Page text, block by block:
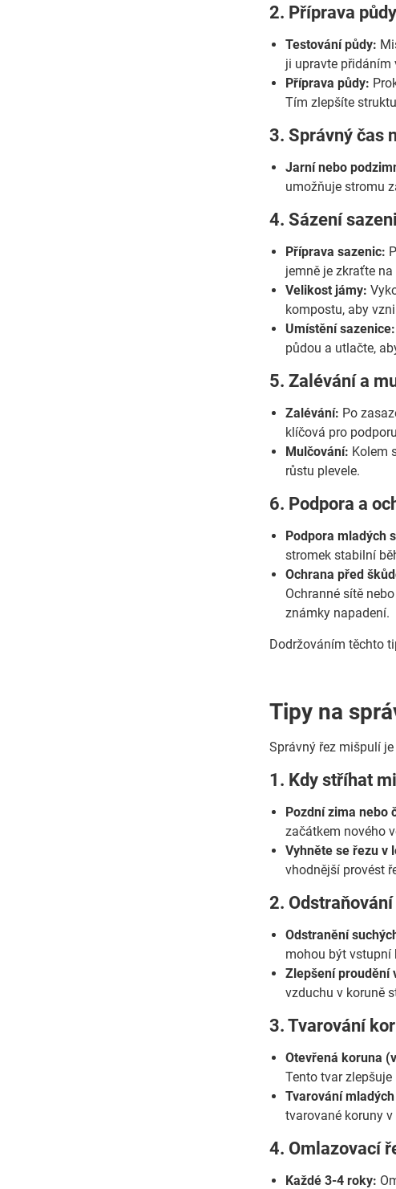
2. Příprava
Testování půdy:
ji upravte přidáním
Příprava půdy:
Tím zlepšíte
3. Správný čas
Jarní nebo
umožňuje stromu
4. Sázení
Příprava sazenic:
jemně je zkraťte
Velikost jámy:
kompostu, aby
Umístění sazenice:
půdou a utlačte,
5. Zalévání a
Zalévání: Po
klíčová pro
Mulčování: Kolem
růstu plevele.
6. Podpora a
Podpora mladých
stromek stabilní
Ochrana před
Ochranné sítě
známky napadení.
Dodržováním těchto
Tipy na
Správný řez mišpulí
1. Kdy stříhat
Pozdní zima nebo
začátkem nového
Vyhněte se řezu v
vhodnější provést
2.
Odstranění
mohou být vstupní
Zlepšení proudění
vzduchu v koruně
3. Tvarování
Otevřená koruna
Tento tvar
Tvarování
tvarované koruny
4. Omlazovací
Každé 3-4 roky: